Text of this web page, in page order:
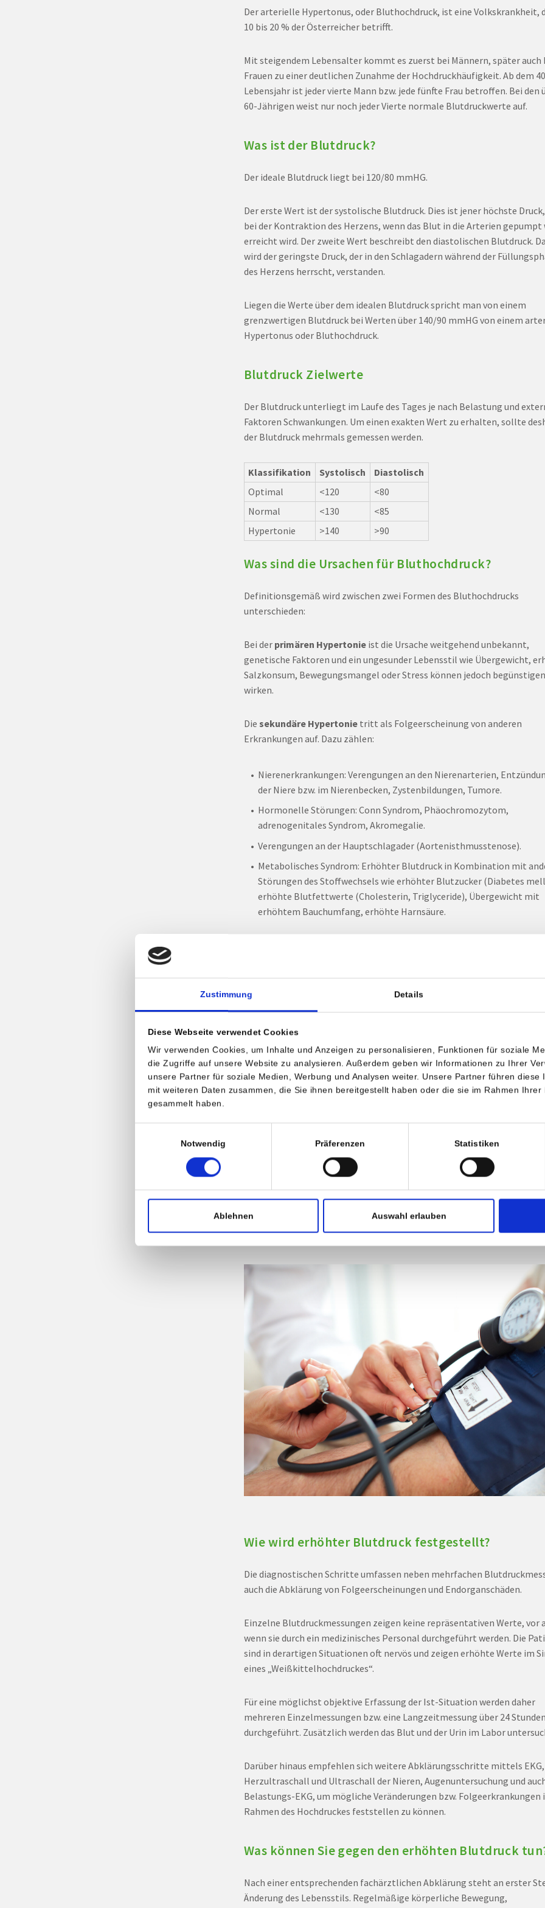
Zustimmung Details
Diese Webseite verwendet Cookies
Wir verwenden Cookies, um Inhalte und Anzeigen zu personalisieren, Funktionen für soziale
die Zugriffe auf unsere Website zu analysieren. Außerdem geben wir Informationen zu Ihrer
unsere Partner für soziale Medien, Werbung und Analysen weiter. Unsere Partner führen diese
mit weiteren Daten zusammen, die Sie ihnen bereitgestellt haben oder die sie im Rahmen Ihrer
gesammelt haben.
Notwendig
Präferenzen Statistiken
Ablehnen Auswahl erlauben
Der arterielle Hypertonus, oder Bluthochdruck, ist eine Volkskrankheit,
10 bis 20 % der Österreicher betrifft.
Mit steigendem Lebensalter kommt es zuerst bei Männern, später auch
Frauen zu einer deutlichen Zunahme der Hochdruckhäufigkeit. Ab dem
Lebensjahr ist jeder vierte Mann bzw. jede fünfte Frau betroffen. Bei den
60-Jährigen weist nur noch jeder Vierte normale Blutdruckwerte auf.
Was ist der Blutdruck?
Der ideale Blutdruck liegt bei 120/80 mmHG.
Der erste Wert ist der systolische Blutdruck. Dies ist jener höchste
bei der Kontraktion des Herzens, wenn das Blut in die Arterien gepumpt
erreicht wird. Der zweite Wert beschreibt den diastolischen Blutdruck.
wird der geringste Druck, der in den Schlagadern während der
des Herzens herrscht, verstanden.
Liegen die Werte über dem idealen Blutdruck spricht man von einem
grenzwertigen Blutdruck bei Werten über 140/90 mmHG von einem
Hypertonus oder Bluthochdruck.
Blutdruck Zielwerte
Der Blutdruck unterliegt im Laufe des Tages je nach Belastung und
Faktoren Schwankungen. Um einen exakten Wert zu erhalten, sollte
der Blutdruck mehrmals gemessen werden.
Klassifikation Systolisch
Diastolisch
Optimal
<120
<80
Normal
<130
<85
Hypertonie
>140 >90
Was sind die Ursachen für Bluthochdruck?
Definitionsgemäß wird zwischen zwei Formen des Bluthochdrucks
unterschieden:
Bei der primären Hypertonieist die Ursache weitgehend unbekannt,
genetische Faktoren und ein ungesunder Lebensstil wie Übergewicht,
Salzkonsum, Bewegungsmangel oder Stress können jedoch
wirken.
Die sekundäre Hypertonietritt als Folgeerscheinung von anderen
Erkrankungen auf. Dazu zählen:
Nierenerkrankungen: Verengungen an den Nierenarterien,
der Niere bzw. im Nierenbecken, Zystenbildungen, Tumore.
Hormonelle Störungen: Conn Syndrom, Phäochromozytom,
adrenogenitales Syndrom, Akromegalie.
Verengungen an der Hauptschlagader (Aortenisthmusstenose).
Metabolisches Syndrom: Erhöhter Blutdruck in Kombination mit
Störungen des Stoffwechsels wie erhöhter Blutzucker (Diabetes
erhöhte Blutfettwerte (Cholesterin, Triglyceride), Übergewicht mit
erhöhtem Bauchumfang, erhöhte Harnsäure.
Am Anfang sind die Patienten relativ beschwerdefrei, weshalb die
oft lange Zeit unerkannt bleibt. Später können Symptome wie
Bei länger bestehendem Hochdruck kann es im Rahmen einer
zu einer Schädigung der Gefäße und Organe kommen. Treten zum
Bluthochdruck noch Übergewicht, Zuckerkrankheit und
Fettstoffwechselstörungen oder andere Risikofaktoren wie
Daher stirbt jeder zweite Mitteleuropäer heutzutage an den Folgen eines
Schlaganfalles, eines Herzinfarktes oder einer Herzschwäche, also an den
Folgen der Arteriosklerose. Zusätzlich kann es im Rahmen der
Blutdruckerhöhung zu Veränderungen an der Netzhaut des Auges und zu
Nierenversagen kommen.
Wie wird erhöhter Blutdruck festgestellt?
Die diagnostischen Schritte umfassen neben mehrfachen
auch die Abklärung von Folgeerscheinungen und Endorganschäden.
Einzelne Blutdruckmessungen zeigen keine repräsentativen Werte, vor
wenn sie durch ein medizinisches Personal durchgeführt werden. Die
sind in derartigen Situationen oft nervös und zeigen erhöhte Werte im
eines „Weißkittelhochdruckes“.
Für eine möglichst objektive Erfassung der Ist-Situation werden daher
mehreren Einzelmessungen bzw. eine Langzeitmessung über 24 Stunden
durchgeführt. Zusätzlich werden das Blut und der Urin im Labor
Darüber hinaus empfehlen sich weitere Abklärungsschritte mittels EKG,
Herzultraschall und Ultraschall der Nieren, Augenuntersuchung und
Belastungs-EKG, um mögliche Veränderungen bzw. Folgeerkrankungen
Rahmen des Hochdruckes feststellen zu können.
Was können Sie gegen den erhöhten Blutdruck
Nach einer entsprechenden fachärztlichen Abklärung steht an erster
Änderung des Lebensstils. Regelmäßige körperliche Bewegung,